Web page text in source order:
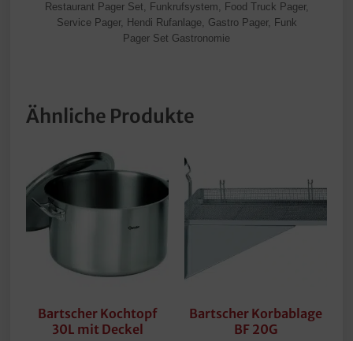
Restaurant Pager Set, Funkrufsystem, Food Truck Pager,
Service Pager, Hendi Rufanlage, Gastro Pager, Funk
Pager Set Gastronomie
Ähnliche Produkte
Bartscher Kochtopf
30L mit Deckel
Bartscher Korbablage
BF 20G